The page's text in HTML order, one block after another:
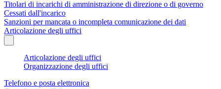
Titolari di incarichi di amministrazione di direzione o di governo
Cessati dall'incarico
Sanzioni per mancata o incompleta comunicazione dei dati
Articolazione degli uffici
Articolazione degli uffici
Organizzazione degli uffici
Telefono e posta elettronica